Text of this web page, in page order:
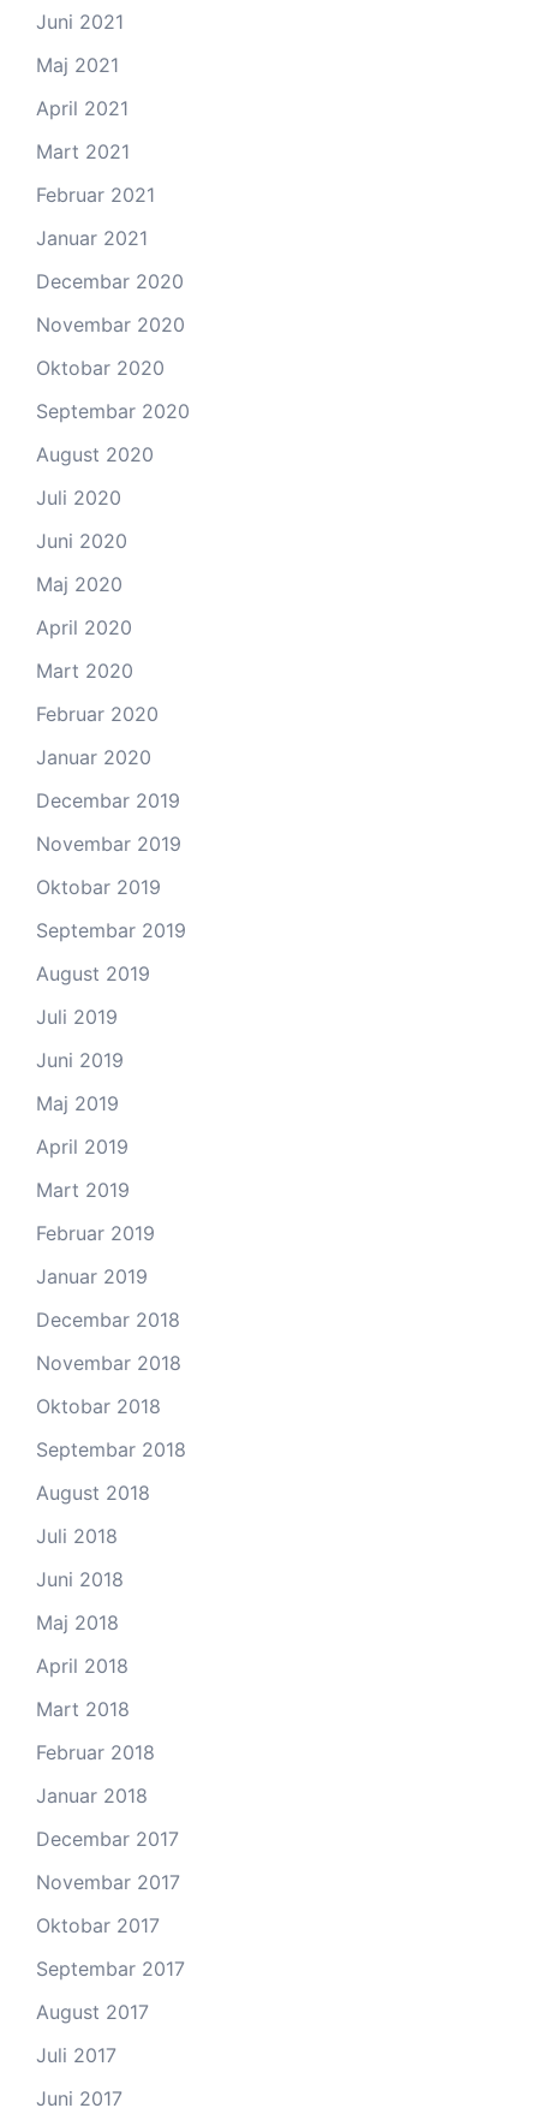
Juni 2021
Maj 2021
April 2021
Mart 2021
Februar 2021
Januar 2021
Decembar 2020
Novembar 2020
Oktobar 2020
Septembar 2020
August 2020
Juli 2020
Juni 2020
Maj 2020
April 2020
Mart 2020
Februar 2020
Januar 2020
Decembar 2019
Novembar 2019
Oktobar 2019
Septembar 2019
August 2019
Juli 2019
Juni 2019
Maj 2019
April 2019
Mart 2019
Februar 2019
Januar 2019
Decembar 2018
Novembar 2018
Oktobar 2018
Septembar 2018
August 2018
Juli 2018
Juni 2018
Maj 2018
April 2018
Mart 2018
Februar 2018
Januar 2018
Decembar 2017
Novembar 2017
Oktobar 2017
Septembar 2017
August 2017
Juli 2017
Juni 2017